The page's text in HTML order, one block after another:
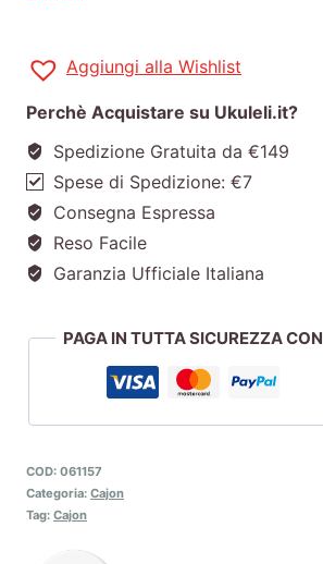
Aggiungi alla Wishlist
Perchè Acquistare su Ukuleli.it?
Spedizione Gratuita da €149
Spese di Spedizione: €7
Consegna Espressa
Reso Facile
Garanzia Ufficiale Italiana
PAGA IN TUTTA SICUREZZA CON
COD: 061157
Categoria: Cajon
Tag: Cajon